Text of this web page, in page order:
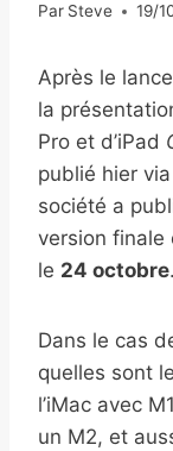
Par Steve 19/
Après le
la
Pro et d’iPad
publié hier
société a
version finale
le 24 octobre.
Dans le cas
quelles sont
l’iMac avec
un M2, et